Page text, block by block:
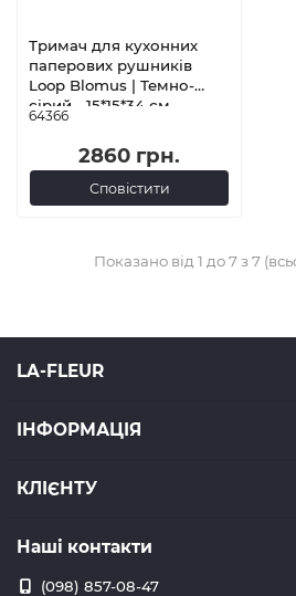
Тримач для кухонних
паперових рушників
Loop Blomus | Темно-
сірий - 15*15*34 см
64366
2860 грн.
Сповістити
Показано від 1 до 7 з 7
LA-FLEUR
ІНФОРМАЦІЯ
КЛІЄНТУ
Наші контакти
(098) 857-08-47